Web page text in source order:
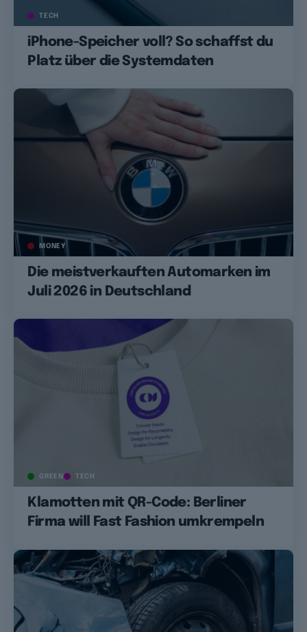
TECH
iPhone-Speicher voll? So schaffst du
Platz über die Systemdaten
MONEY
Die meistverkauften Automarken im
Juli 2026 in Deutschland
GREEN TECH
Klamotten mit QR-Code: Berliner
Firma will Fast Fashion umkrempeln